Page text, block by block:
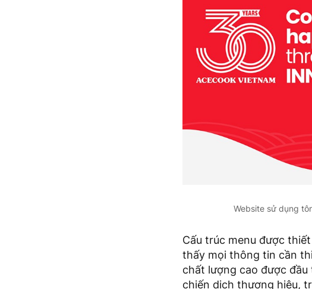
Website sử dụng
Cấu trúc menu được
thấy mọi thông tin cần
chất lượng cao được
chiến dịch thương hiệu,